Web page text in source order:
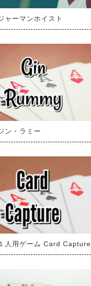
ャーマンホイスト
ン・ラミー
人用ゲーム Card Capture